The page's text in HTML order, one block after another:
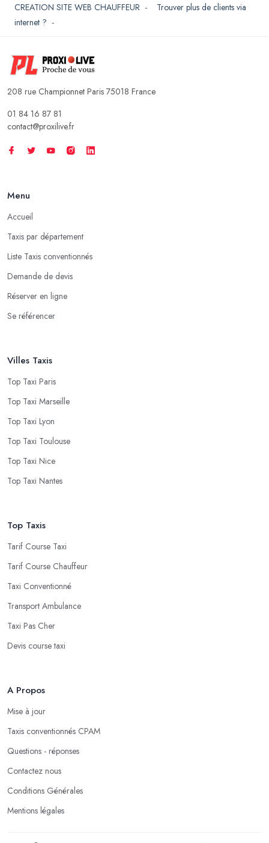
CREATION SITE WEB CHAUFFEUR - Trouver plus de clients via
internet ? -
208 rue Championnet Paris 75018 France
01 84 16 87 81
contact@proxilive.fr
Menu
Accueil
Taxis par département
Liste Taxis conventionnés
Demande de devis
Réserver en ligne
Se référencer
Villes Taxis
Top Taxi Paris
Top Taxi Marseille
Top Taxi Lyon
Top Taxi Toulouse
Top Taxi Nice
Top Taxi Nantes
Top Taxis
Tarif Course Taxi
Tarif Course Chauffeur
Taxi Conventionné
Transport Ambulance
Taxi Pas Cher
Devis course taxi
A Propos
Mise à jour
Taxis conventionnés CPAM
Questions - réponses
Contactez nous
Conditions Générales
Mentions légales